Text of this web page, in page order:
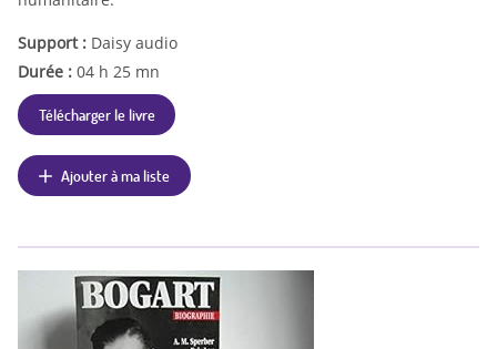
Support : Daisy audio
Durée : 04 h 25 mn
Télécharger le livre
Ajouter à ma liste